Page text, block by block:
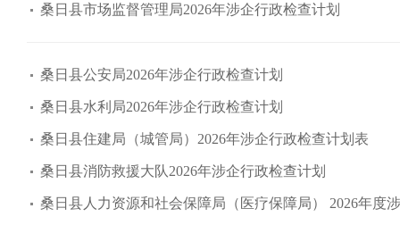
桑日县市场监督管理局2026年涉企行政检查计划
桑日县公安局2026年涉企行政检查计划
桑日县水利局2026年涉企行政检查计划
桑日县住建局（城管局）2026年涉企行政检查计划表
桑日县消防救援大队2026年涉企行政检查计划
桑日县人力资源和社会保障局（医疗保障局） 2026年度